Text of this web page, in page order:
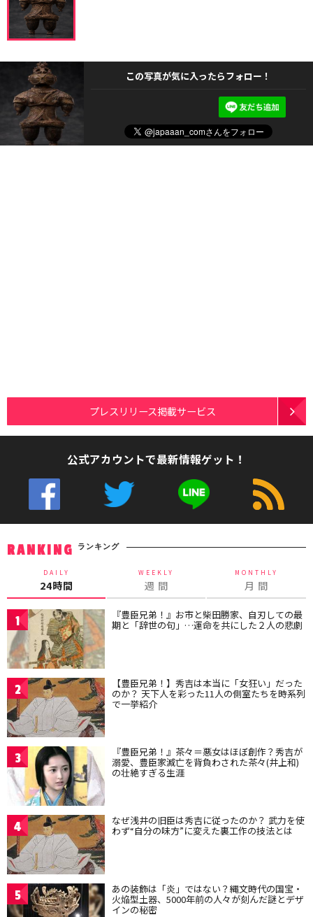
この写真が気に入ったらフォロー！
プレスリリース掲載サービス
公式アカウントで最新情報ゲット！
RANKING ランキング
DAILY
24時間
WEEKLY
週 間
MONTHLY
月 間
1 『豊臣兄弟！』お市と柴田勝家、自刃しての最
期と「辞世の句」…運命を共にした２人の悲劇
2 【豊臣兄弟！】秀吉は本当に「女狂い」だった
のか？ 天下人を彩った11人の側室たちを時系列
で一挙紹介
3 『豊臣兄弟！』茶々＝悪女はほぼ創作？秀吉が
溺愛、豊臣家滅亡を背負わされた茶々(井上和)
の壮絶すぎる生涯
4 なぜ浅井の旧臣は秀吉に従ったのか？ 武力を使
わず“自分の味方”に変えた裏工作の技法とは
5 あの装飾は「炎」ではない？縄文時代の国宝・
火焔型土器、5000年前の人々が刻んだ謎とデザ
インの秘密